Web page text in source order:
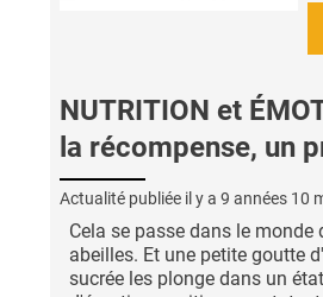
NUTRITION et
la récompense, un
Actualité publiée il y a 9 années 10
Cela se passe dans le monde
abeilles. Et une petite goutte
sucrée les plonge dans un état